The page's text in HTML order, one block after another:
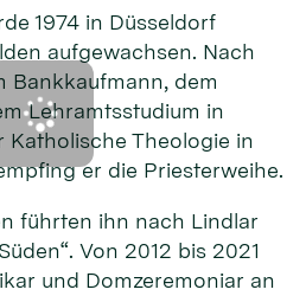
1974 in Düsseldorf
aufgewachsen. Nach
Bankkaufmann, dem
Lehramtsstudium in
Katholische Theologie in
er die Priesterweihe.
führten ihn nach Lindlar
Von 2012 bis 2021
und Domzeremoniar an